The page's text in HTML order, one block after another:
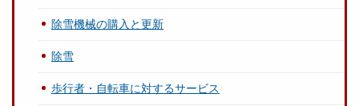
除雪機械の購入と更新
除雪
歩行者・自転車に対するサービス